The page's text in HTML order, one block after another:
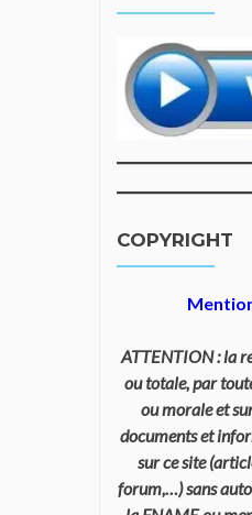
COPYRIGHT
ATTENTION : la
ou totale, par
ou morale et
documents et
sur ce site
forum,…) sans